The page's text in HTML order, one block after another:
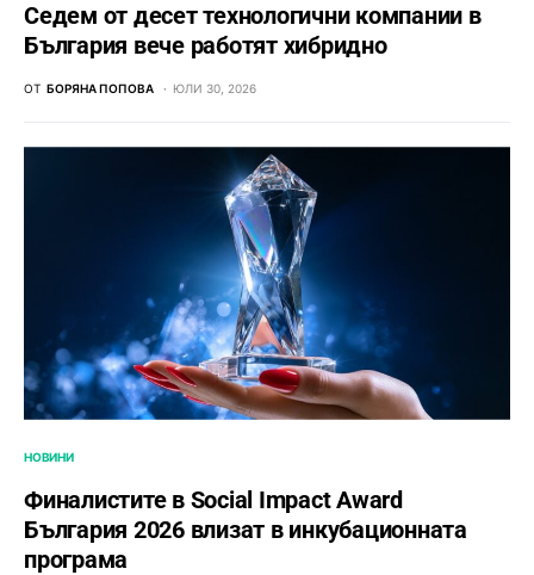
Седем от десет технологични компании в
България вече работят хибридно
ОТ БОРЯНА ПОПОВА ЮЛИ 30, 2026
НОВИНИ
Финалистите в Social Impact Award
България 2026 влизат в инкубационната
програма